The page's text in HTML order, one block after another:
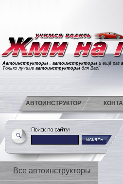
Автоинструкторы , автоинструкторы и ещё раз
Только лучшие автоинструкторы для Вас!
АВТОИНСТРУКТОР
Все автоинструкторы